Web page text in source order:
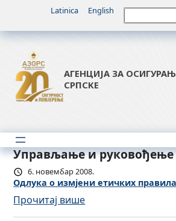
Latinica English Претрага
АГЕНЦИЈА ЗА
СРПСКЕ
Управљање и руковођење
6. новембар 2008.
Одлука о измјени етичких правила
Прочитај више:
О